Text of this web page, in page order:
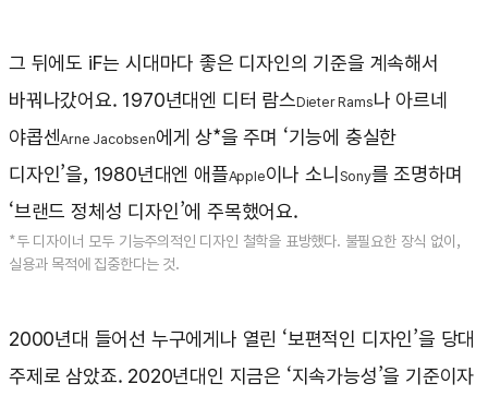
그 뒤에도 iF는 시대마다 좋은 디자인의 기준을 계속해서
바꿔나갔어요. 1970년대엔 디터 람스Dieter Rams나 아르네
야콥센Arne Jacobsen에게 상*을 주며 ‘기능에 충실한
디자인’을, 1980년대엔 애플Apple이나 소니 Sony를 조명하며
‘브랜드 정체성 디자인’에 주목했어요.
*두 디자이너 모두 기능주의적인 디자인 철학을 표방했다. 불필요한 장식 없이,
실용과 목적에 집중한다는 것.
2000년대 들어선 누구에게나 열린 ‘보편적인 디자인’을 당대
주제로 삼았죠. 2020년대인 지금은 ‘지속가능성’을 기준이자